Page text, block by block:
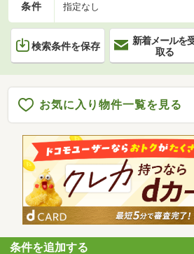
条件 指定なし
検索条件を保存
新着メールを
取る
お気に入り物件一覧を見る
条件を追加する